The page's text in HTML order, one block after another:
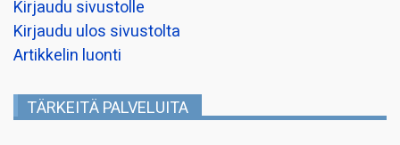
Kirjaudu sivustolle
Kirjaudu ulos sivustolta
Artikkelin luonti
TÄRKEITÄ PALVELUITA